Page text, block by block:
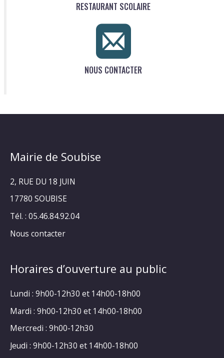
RESTAURANT SCOLAIRE
NOUS CONTACTER
Mairie de Soubise
2, RUE DU 18 JUIN
17780 SOUBISE
Tél. : 05.46.84.92.04
Nous contacter
Horaires d’ouverture au public
Lundi : 9h00-12h30 et 14h00-18h00
Mardi : 9h00-12h30 et 14h00-18h00
Mercredi : 9h00-12h30
Jeudi : 9h00-12h30 et 14h00-18h00